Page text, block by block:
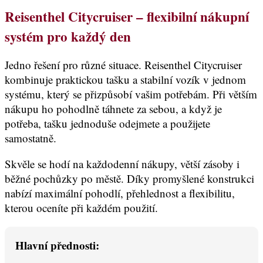
Reisenthel Citycruiser – flexibilní nákupní
systém pro každý den
Jedno řešení pro různé situace. Reisenthel Citycruiser
kombinuje praktickou tašku a stabilní vozík v jednom
systému, který se přizpůsobí vašim potřebám. Při větším
nákupu ho pohodlně táhnete za sebou, a když je
potřeba, tašku jednoduše odejmete a použijete
samostatně.
Skvěle se hodí na každodenní nákupy, větší zásoby i
běžné pochůzky po městě. Díky promyšlené konstrukci
nabízí maximální pohodlí, přehlednost a flexibilitu,
kterou oceníte při každém použití.
Hlavní přednosti: